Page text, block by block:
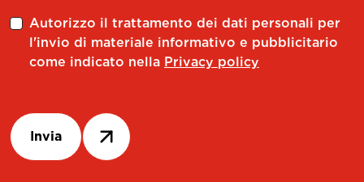
Autorizzo il trattamento dei dati personali per
l'invio di materiale informativo e pubblicitario
come indicato nella Privacy policy
Invia